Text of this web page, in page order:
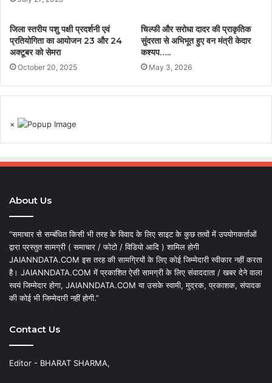
जिला स्तरीय पशु पक्षी प्रदर्शनी एवं
प्रतियोगिता का आयोजन 23 और 24
अक्टूबर को सेमरा
October 20, 2025
चिल्फी और सरोधा दादर की प्राकृतिक
सुंदरता से अभिभूत हुए वन मंत्री केदार
कश्यप…..
May 3, 2026
×
About Us
“समाचार से सम्बंधित किसी भी तरह के विवाद के लिए साइट के कुछ तत्वों में उपयोगकर्ताओं
द्वारा प्रस्तुत सामग्री ( समाचार / फोटो / विडियो आदि ) शामिल होगी
JAIANNDATA.COM इस तरह की सामग्रियों के लिए कोई जिम्मेदारी स्वीकार नहीं करता
है। JAIANNDATA.COM में प्रकाशित ऐसी सामग्री के लिए संवाददाता / खबर देने वाला
स्वयं जिम्मेदार होगा, JAIANNDATA.COM या उसके स्वामी, मुद्रक, प्रकाशक, संपादक
की कोई भी जिम्मेदारी नहीं होगी.”
Contact Us
Editor - BHARAT SHARMA,